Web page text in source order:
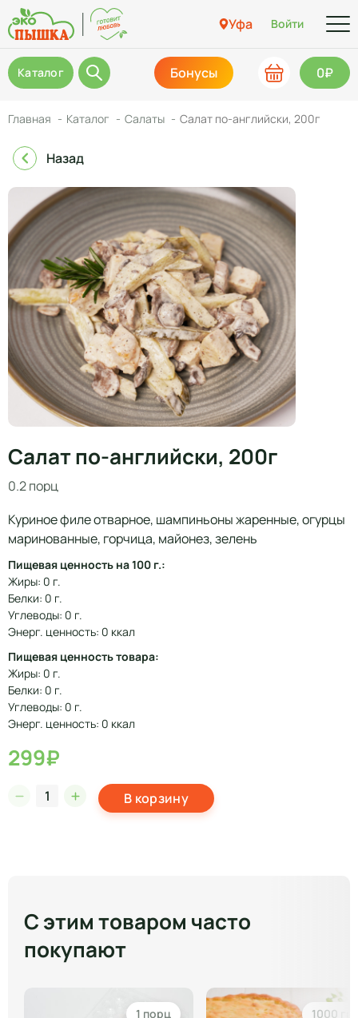
Уфа Войти
Каталог Бонусы 0₽
Главная Каталог Салаты Салат по-английски, 200г
Назад
Салат по-английски, 200г
0.2 порц
Куриное филе отварное, шампиньоны жаренные, огурцы
маринованные, горчица, майонез, зелень
Пищевая ценность на 100 г.:
Жиры: 0 г.
Белки: 0 г.
Углеводы: 0 г.
Энерг. ценность: 0 ккал
Пищевая ценность товара:
Жиры: 0 г.
Белки: 0 г.
Углеводы: 0 г.
Энерг. ценность: 0 ккал
299₽
В корзину
С этим товаром часто
покупают
1 порц 1000 гр